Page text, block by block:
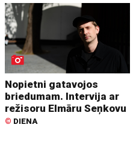
Nopietni gatavojos
briedumam. Intervija ar
režisoru Elmāru Seņkovu
© DIENA